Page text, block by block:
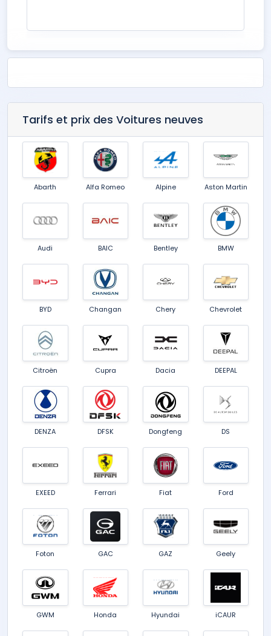
Tarifs et prix des Voitures neuves
Abarth Alfa Romeo Alpine Aston Martin
Audi BAIC Bentley BMW
BYD Changan Chery Chevrolet
Citroën Cupra Dacia DEEPAL
DENZA DFSK Dongfeng DS
EXEED Ferrari Fiat Ford
Foton GAC GAZ Geely
GWM Honda Hyundai iCAUR